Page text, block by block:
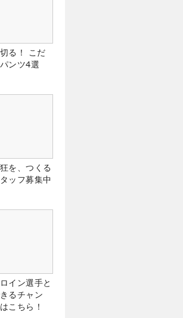
る！ こだ
ンツ4選
を、つくる
ッフ募集中
イン選手と
るチャン
こちら！